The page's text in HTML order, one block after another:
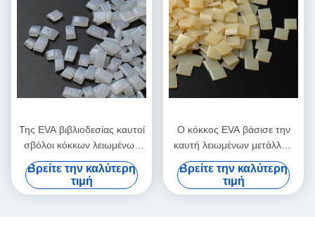
Της EVA βιβλιοδεσίας καυτοί
σβόλοι κόκκων λειωμένων
μετάλλων συγκολλητικοί
διαφανείς άσπροι
Βρείτε την καλύτερη
τιμή
Ο κόκκος EVA βάσισε την
καυτή λειωμένων μετάλλων
συγκολλητική κόλλα
λειωμένων μετάλλων της
EVA καυτή για τη βιβλιοδεσία
Βρείτε την καλύτερη
τιμή